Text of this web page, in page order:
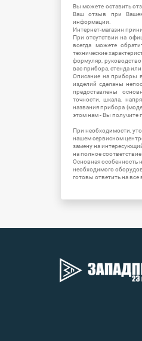
Вы можете оставить
Ваш отзыв при Вашем
информации.
Интернет-магазин
При отсутствии на
всегда можете
технические
формуляр,
вас прибора, стенда или
Описание на приборы
изделий сделаны
предоставлены
точности, шкала,
названия прибора
этом нам - Вы получите
При необходимости,
нашем сервисном
замену на
на полное
Основная особенность
необходимого
готовы ответить на все